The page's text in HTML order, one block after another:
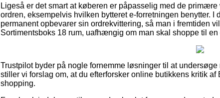
Ligeså er det smart at køberen er påpasselig med de
ordren, eksempelvis hvilken bytteret e-forretningen benytter.
permanent opbevarer sin ordrekvittering, så man i fremtiden
Sortimentsboks 18 rum, uafhængig om man skal shoppe til
Trustpilot byder på nogle fornemme løsninger til at
stiller vi forslag om, at du efterforsker online butikkens kritik
shopping.